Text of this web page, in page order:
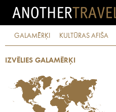
GALAMĒRĶI KULTŪRAS AFIŠA
IZVĒLIES GALAMĒRĶI